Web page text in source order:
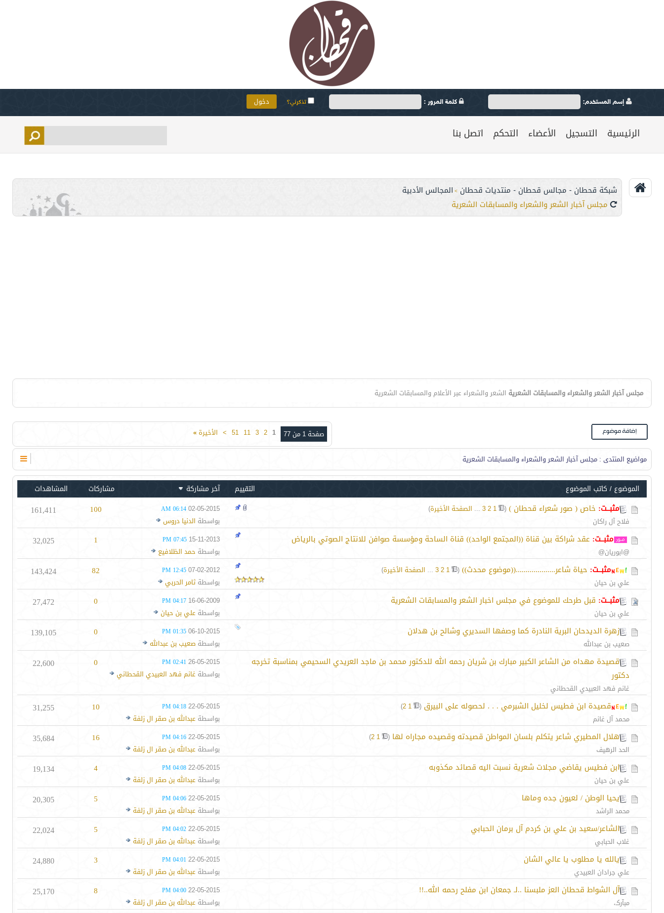
إسم المستخدم: كلمة المرور : تذكرني؟
الرئيسية التسجيل الأعضاء التحكم اتصل بنا
شبكة قحطان - مجالس قحطان - منتديات قحطان > المجالس الأدبية
مجلس آخبار الشعر والشعراء والمسابقات الشعرية
مجلس آخبار الشعر والشعراء والمسابقات الشعرية الشعر والشعراء عبر الأعلام والمسابقات الشعرية
صفحة 1 من 77 1
2
3
11
51
> الأخيرة»
مواضيع المنتدى : مجلس آخبار الشعر والشعراء والمسابقات الشعرية
التقييم الموضوع / كاتب الموضوع آخر مشاركة مشاركات المشاهدات
مثبــت: خاص ( صور شعراء قحطان ) (
1
2
3
... الصفحة الأخيرة)
فلاح آل راكان
02-05-2015
06:14 AM
بواسطة الدنيا دروس
100
161,411
مثبــت: عقد شراكة بين قناة ((المجتمع الواحد)) قناة الساحة ومؤسسة صوافن للانتاج الصوتي بالرياض
@ابوريان@
15-11-2013
07:45 PM
بواسطة حمد الظلافيع
1
32,025
مثبــت: حياة شاعر....................((موضوع محدث)) (
1
2
3
... الصفحة الأخيرة)
علي بن حيان
07-02-2012
12:45 PM
بواسطةثامر الحربي
82
143,424
مثبــت: قبل طرحك للموضوع في مجلس اخبار الشعر والمسابقات الشعرية
علي بن حيان
16-06-2009
04:17 PM
بواسطةعلي بن حيان
0
27,472
زهرة الديدحان البرية النادرة كما وصفها السديري وشالح بن هدلان
صعيب بن عبدالله
06-10-2015
01:35 PM
بواسطةصعيب بن عبدالله
0
139,105
قصيدة مهداه من الشاعر الكبير مبارك بن شريان رحمه الله للدكتور محمد بن ماجد العريدي السحيمي بمناسبة تخرجه
دكتور
غانم فهد العبيدي القحطاني
26-05-2015
02:41 PM
بواسطةغانم فهد العبيدي القحطاني
0
22,600
قصيدة ابن فطيس لخليل الشبرمي . . . لحصوله على البيرق (
1
2
)
محمد آل غانم
22-05-2015
04:18 PM
بواسطةعبدالله بن صقر ال زلفة
10
31,255
هلال المطيري شاعر يتكلم بلسان المواطن قصيدته وقصيده مجاراه لها (
1
2
)
الحد الرهيف
22-05-2015
04:16 PM
بواسطةعبدالله بن صقر ال زلفة
16
35,684
ابن فطيس يقاضي مجلات شعرية نسبت اليه قصائد مكذوبه
علي بن حيان
22-05-2015
04:08 PM
بواسطةعبدالله بن صقر ال زلفة
4
19,134
يحيا الوطن / لعيون جده وماها
محمد الراشد
22-05-2015
04:06 PM
بواسطةعبدالله بن صقر ال زلفة
5
20,305
الشاعر/سعيد بن علي بن كردم آل برمان الحبابي
غلاب الحبابي
22-05-2015
04:02 PM
بواسطةعبدالله بن صقر ال زلفة
5
22,024
يالله يا مطلوب يا عالي الشان
علي جرادان العبيدي
22-05-2015
04:01 PM
بواسطةعبدالله بن صقر ال زلفة
3
24,880
آل الشواط قحطان العز ملبسنا ..لـ جمعان ابن مفلح رحمه الله..!!
مبآركـ،
22-05-2015
04:00 PM
بواسطةعبدالله بن صقر ال زلفة
8
25,170